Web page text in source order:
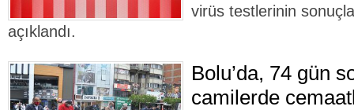
virüs testlerinin
açıklandı.
Bolu’da, 74 gün
camilerde